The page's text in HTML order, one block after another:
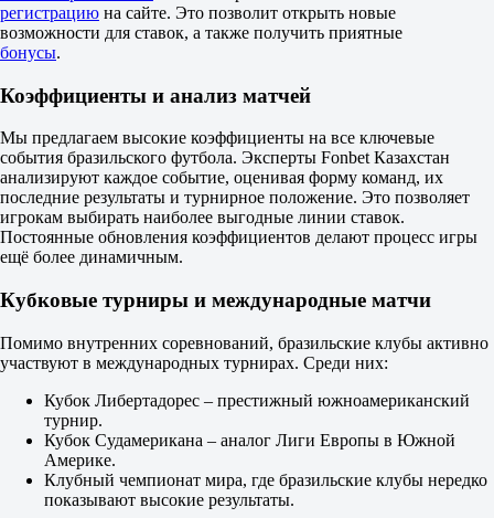
X2
1.05
-
Фора
2
-5.5
1.72
+5.5
2.00
Тотал
Б
26.5
1.93
ИТ 1
Б
15.5
2.00
регистрацию на сайте. Это позволит открыть новые
возможности для ставок, а также получить приятные
бонусы.
Коэффициенты и анализ матчей
Мы предлагаем высокие коэффициенты на все ключевые
события бразильского футбола. Эксперты Fonbet Казахстан
анализируют каждое событие, оценивая форму команд, их
последние результаты и турнирное положение. Это позволяет
игрокам выбирать наиболее выгодные линии ставок.
Постоянные обновления коэффициентов делают процесс игры
ещё более динамичным.
Кубковые турниры и международные матчи
Помимо внутренних соревнований, бразильские клубы активно
участвуют в международных турнирах. Среди них:
Кубок Либертадорес – престижный южноамериканский
турнир.
Кубок Судамерикана – аналог Лиги Европы в Южной
Америке.
Клубный чемпионат мира, где бразильские клубы нередко
показывают высокие результаты.